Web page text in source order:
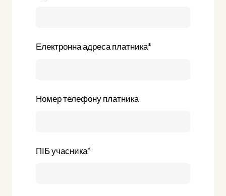
Електронна адреса платника*
Номер телефону платника
ПІБ учасника*